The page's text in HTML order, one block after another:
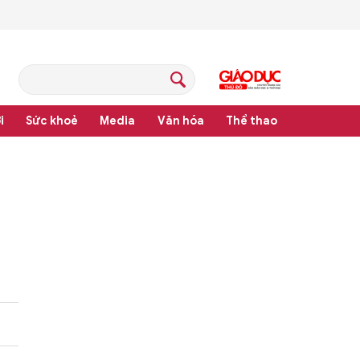
Sức khoẻ Media Văn hóa Thể thao